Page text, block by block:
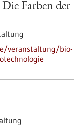
Farben der
veranstaltung/bio-